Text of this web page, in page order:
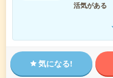
活気がある
気になる!